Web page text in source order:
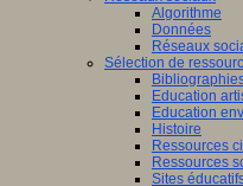
Algorithme
Données
Réseaux
Sélection de
Education
Education
Histoire
Ressources
Ressources
Sites